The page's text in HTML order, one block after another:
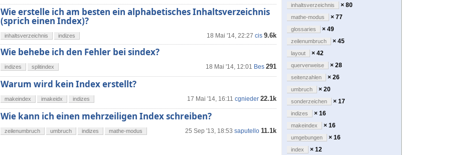
Wie erstelle ich am besten ein alphabetisches Inhaltsverzeichnis
(sprich einen Index)?
18 Mai '14, 22:27 cis 9.6k
inhaltsverzeichnis indizes
Wie behebe ich den Fehler bei sindex?
18 Mai '14, 12:01 Bes 291
indizes splitindex
Warum wird kein Index erstellt?
17 Mai '14, 16:11 cgnieder 22.1k
makeindex imakeidx indizes
Wie kann ich einen mehrzeiligen Index schreiben?
25 Sep '13, 18:53 saputello 11.1k
zeilenumbruch umbruch indizes mathe-modus
inhaltsverzeichnis × 80
mathe-modus × 77
glossaries × 49
zeilenumbruch × 45
layout × 42
querverweise × 28
seitenzahlen × 26
umbruch × 20
sonderzeichen × 17
indizes × 16
makeindex × 16
umgebungen × 16
index × 12